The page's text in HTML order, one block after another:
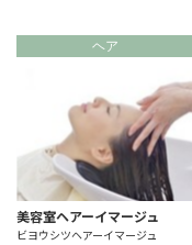
ヘア
美容室ヘアーイマージュ
ビヨウシツヘアーイマージュ